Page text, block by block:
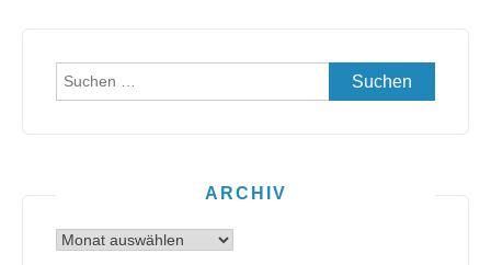
Suchen
ARCHIV
Archiv